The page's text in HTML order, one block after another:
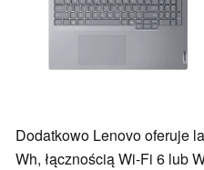
Dodatkowo Lenovo oferuje
Wh, łącznością Wi-Fi 6 lub